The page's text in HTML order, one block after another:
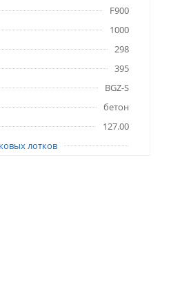
F900
1000
298
395
BGZ-S
бетон
127.00
лотков